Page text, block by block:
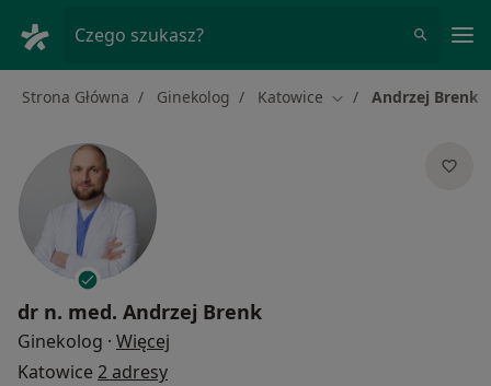
Czego szukasz?
Strona Główna Ginekolog Katowice Zmień miasto
Andrzej Brenk
dr n. med. Andrzej Brenk
Ginekolog · Więcej
Katowice 2 adresy